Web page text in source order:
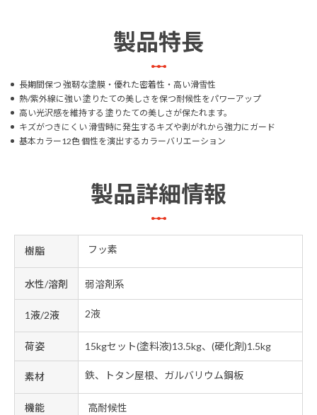
製品特長
長期間保つ 強靭な塗膜・優れた密着性・高い滑雪性
熱/紫外線に強い 塗りたての美しさを保つ耐候性をパワーアップ
高い光沢感を維持する 塗りたての美しさが保たれます。
キズがつきにくい 滑雪時に発生するキズや剥がれから強力にガード
基本カラー12色 個性を演出するカラーバリエーション
製品詳細情報
樹脂 フッ素
水性/溶剤 弱溶剤系
1液/2液 2液
荷姿 15kgセット(塗料液)13.5kg、(硬化剤)1.5kg
素材 鉄、トタン屋根、ガルバリウム鋼板
機能 高耐候性